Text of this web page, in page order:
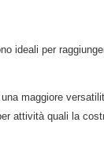
ideali per
maggiore
attività quali la